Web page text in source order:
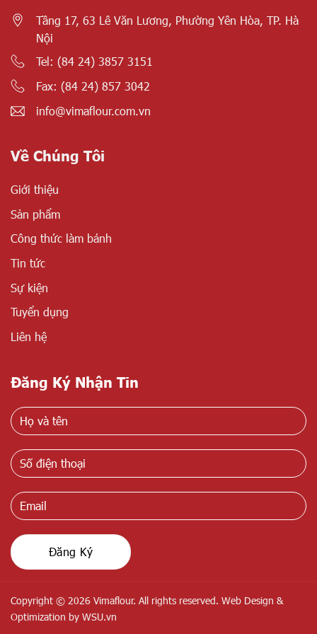
Tầng 17, 63 Lê Văn Lương, Phường Yên Hòa, TP. Hà
Nội
Tel: (84 24) 3857 3151
Fax: (84 24) 857 3042
info@vimaflour.com.vn
Về Chúng Tôi
Giới thiệu
Sản phẩm
Công thức làm bánh
Tin tức
Sự kiện
Tuyển dụng
Liên hệ
Đăng Ký Nhận Tin
Copyright © 2026 Vimaflour. All rights reserved. Web Design &
Optimization by WSU.vn